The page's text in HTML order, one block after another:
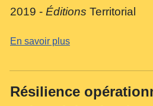
2019 - Éditions Territorial
En savoir plus
Résilience